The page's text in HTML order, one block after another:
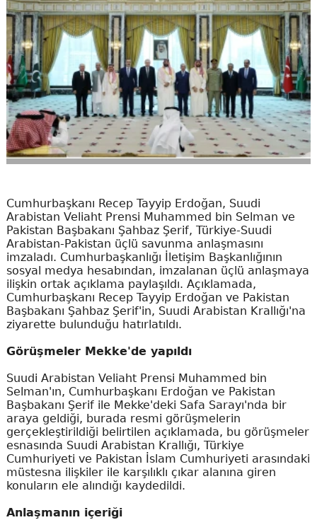
Cumhurbaşkanı Recep Tayyip Erdoğan, Suudi
Arabistan Veliaht Prensi Muhammed bin Selman ve
Pakistan Başbakanı Şahbaz Şerif, Türkiye-Suudi
Arabistan-Pakistan üçlü savunma anlaşmasını
imzaladı. Cumhurbaşkanlığı İletişim Başkanlığının
sosyal medya hesabından, imzalanan üçlü anlaşmaya
ilişkin ortak açıklama paylaşıldı. Açıklamada,
Cumhurbaşkanı Recep Tayyip Erdoğan ve Pakistan
Başbakanı Şahbaz Şerif'in, Suudi Arabistan Krallığı'na
ziyarette bulunduğu hatırlatıldı.
Görüşmeler Mekke'de yapıldı
Suudi Arabistan Veliaht Prensi Muhammed bin
Selman'ın, Cumhurbaşkanı Erdoğan ve Pakistan
Başbakanı Şerif ile Mekke'deki Safa Sarayı'nda bir
araya geldiği, burada resmi görüşmelerin
gerçekleştirildiği belirtilen açıklamada, bu görüşmeler
esnasında Suudi Arabistan Krallığı, Türkiye
Cumhuriyeti ve Pakistan İslam Cumhuriyeti arasındaki
müstesna ilişkiler ile karşılıklı çıkar alanına giren
konuların ele alındığı kaydedildi.
Anlaşmanın içeriği